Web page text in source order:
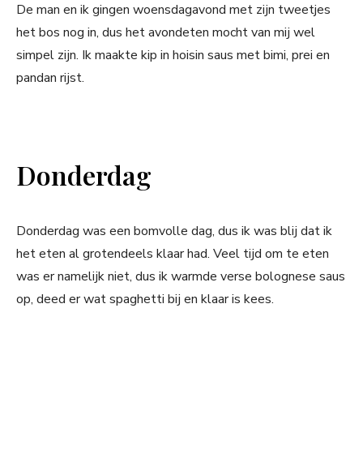
De man en ik gingen woensdagavond met zijn tweetjes
het bos nog in, dus het avondeten mocht van mij wel
simpel zijn. Ik maakte kip in hoisin saus met bimi, prei en
pandan rijst.
Donderdag
Donderdag was een bomvolle dag, dus ik was blij dat ik
het eten al grotendeels klaar had. Veel tijd om te eten
was er namelijk niet, dus ik warmde verse bolognese saus
op, deed er wat spaghetti bij en klaar is kees.